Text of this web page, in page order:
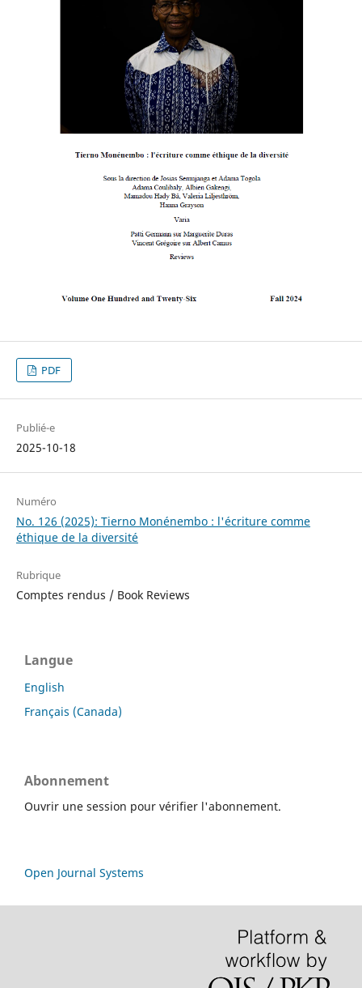
PDF
Publié-e
2025-10-18
Numéro
No. 126 (2025): Tierno Monénembo : l'écriture comme
éthique de la diversité
Rubrique
Comptes rendus / Book Reviews
Langue
English
Français (Canada)
Abonnement
Ouvrir une session pour vérifier l'abonnement.
Open Journal Systems